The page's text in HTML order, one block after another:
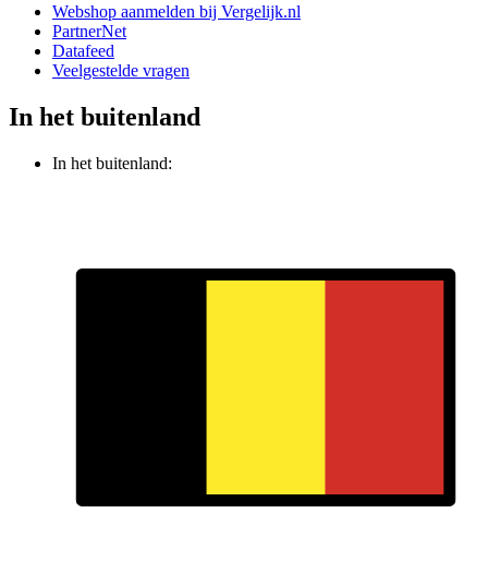
Webshop aanmelden bij Vergelijk.nl
PartnerNet
Datafeed
Veelgestelde vragen
In het buitenland
In het buitenland: